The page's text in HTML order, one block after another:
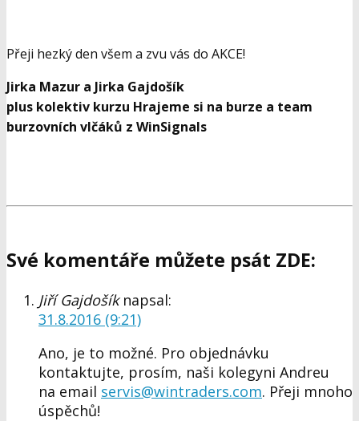
Přeji hezký den všem a zvu vás do AKCE!
Jirka Mazur a Jirka Gajdošík
plus kolektiv kurzu Hrajeme si na burze a team
burzovních vlčáků z WinSignals
Své komentáře můžete psát ZDE:
Jiří Gajdošík napsal:
31.8.2016 (9:21)
Ano, je to možné. Pro objednávku
kontaktujte, prosím, naši kolegyni Andreu
na email servis@wintraders.com. Přeji mnoho
úspěchů!